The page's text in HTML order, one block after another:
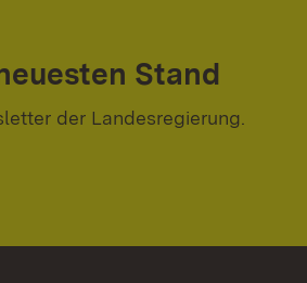
Stand
der Landesregierung.